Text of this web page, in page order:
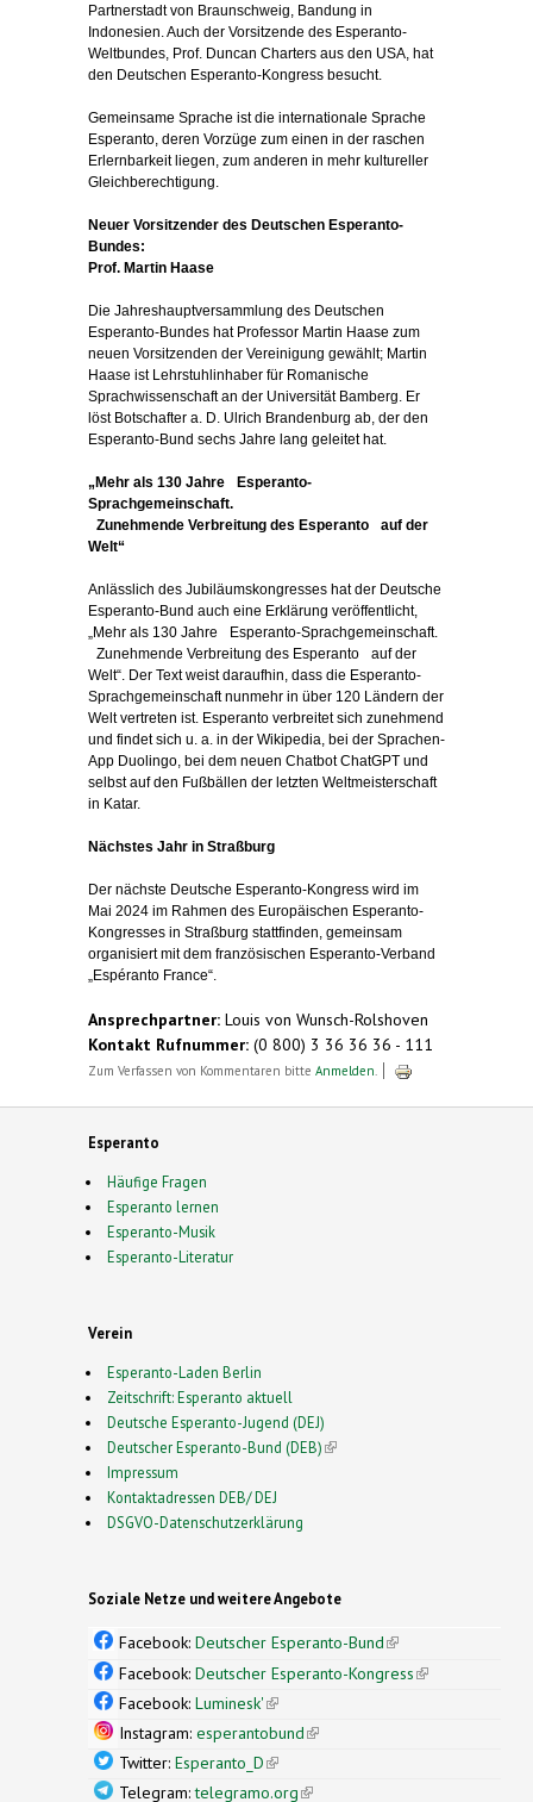
Partnerstadt von Braunschweig, Bandung in
Indonesien. Auch der Vorsitzende des Esperanto-
Weltbundes, Prof. Duncan Charters aus den USA, hat
den Deutschen Esperanto-Kongress besucht.
Gemeinsame Sprache ist die internationale Sprache
Esperanto, deren Vorzüge zum einen in der raschen
Erlernbarkeit liegen, zum anderen in mehr kultureller
Gleichberechtigung.
Neuer Vorsitzender des Deutschen Esperanto-
Bundes:
Prof. Martin Haase
Die Jahreshauptversammlung des Deutschen
Esperanto-Bundes hat Professor Martin Haase zum
neuen Vorsitzenden der Vereinigung gewählt; Martin
Haase ist Lehrstuhlinhaber für Romanische
Sprachwissenschaft an der Universität Bamberg. Er
löst Botschafter a. D. Ulrich Brandenburg ab, der den
Esperanto-Bund sechs Jahre lang geleitet hat.
„Mehr als 130 Jahre Esperanto-
Sprachgemeinschaft.
Zunehmende Verbreitung des Esperanto auf der
Welt“
Anlässlich des Jubiläumskongresses hat der Deutsche
Esperanto-Bund auch eine Erklärung veröffentlicht,
„Mehr als 130 Jahre Esperanto-Sprachgemeinschaft.
Zunehmende Verbreitung des Esperanto auf der
Welt“. Der Text weist daraufhin, dass die Esperanto-
Sprachgemeinschaft nunmehr in über 120 Ländern der
Welt vertreten ist. Esperanto verbreitet sich zunehmend
und findet sich u. a. in der Wikipedia, bei der Sprachen-
App Duolingo, bei dem neuen Chatbot ChatGPT und
selbst auf den Fußbällen der letzten Weltmeisterschaft
in Katar.
Nächstes Jahr in Straßburg
Der nächste Deutsche Esperanto-Kongress wird im
Mai 2024 im Rahmen des Europäischen Esperanto-
Kongresses in Straßburg stattfinden, gemeinsam
organisiert mit dem französischen Esperanto-Verband
„Espéranto France“.
Ansprechpartner: Louis von Wunsch-Rolshoven
Kontakt Rufnummer: (0 800) 3 36 36 36 - 111
Zum Verfassen von Kommentaren bitte Anmelden
Esperanto
Häufige Fragen
Esperanto lernen
Esperanto-Musik
Esperanto-Literatur
Verein
Esperanto-Laden Berlin
Zeitschrift: Esperanto aktuell
Deutsche Esperanto-Jugend (DEJ)
Deutscher Esperanto-Bund (DEB)(link is external)
Impressum
Kontaktadressen DEB/ DEJ
DSGVO-Datenschutzerklärung
Soziale Netze und weitere Angebote
Facebook: Deutscher Esperanto-Bund(link is
external)
Facebook: Deutscher Esperanto-Kongress(link is
Facebook: Luminesk'(link is external)
Instagram: esperantobund(link is external)
Twitter: Esperanto_D(link is external)
Telegram:telegramo.org(link is external)